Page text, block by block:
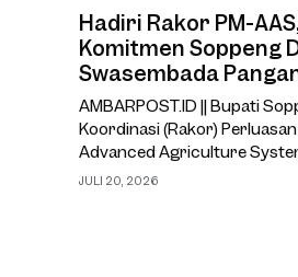
Hadiri Rakor PM-
Komitmen Soppeng
Swasembada
AMBARPOST.ID || Bupati
Koordinasi (Rakor)
Advanced Agriculture
Ruang Rapat Pimpinan
JULI 20, 2026